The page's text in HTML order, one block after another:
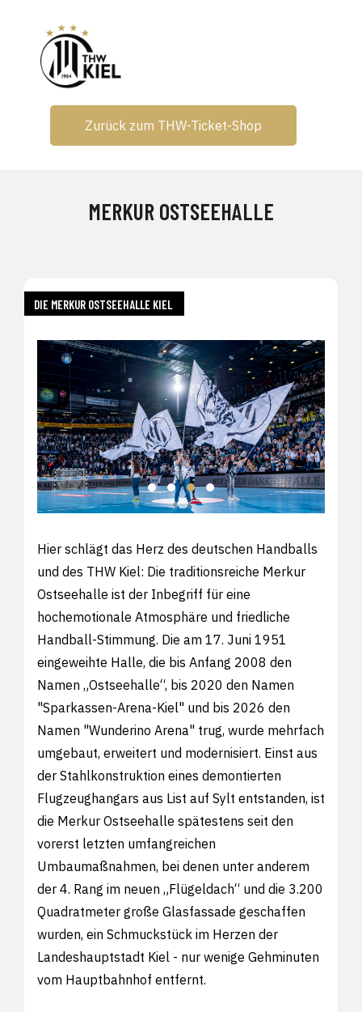
Zurück zum THW-Ticket-Shop
MERKUR OSTSEEHALLE
DIE MERKUR OSTSEEHALLE KIEL
Hier schlägt das Herz des deutschen Handballs
und des THW Kiel: Die traditionsreiche Merkur
Ostseehalle ist der Inbegriff für eine
hochemotionale Atmosphäre und friedliche
Handball-Stimmung. Die am 17. Juni 1951
eingeweihte Halle, die bis Anfang 2008 den
Namen „Ostseehalle“, bis 2020 den Namen
"Sparkassen-Arena-Kiel" und bis 2026 den
Namen "Wunderino Arena" trug, wurde mehrfach
umgebaut, erweitert und modernisiert. Einst aus
der Stahlkonstruktion eines demontierten
Flugzeughangars aus List auf Sylt entstanden, ist
die Merkur Ostseehalle spätestens seit den
vorerst letzten umfangreichen
Umbaumaßnahmen, bei denen unter anderem
der 4. Rang im neuen „Flügeldach“ und die 3.200
Quadratmeter große Glasfassade geschaffen
wurden, ein Schmuckstück im Herzen der
Landeshauptstadt Kiel - nur wenige Gehminuten
vom Hauptbahnhof entfernt.